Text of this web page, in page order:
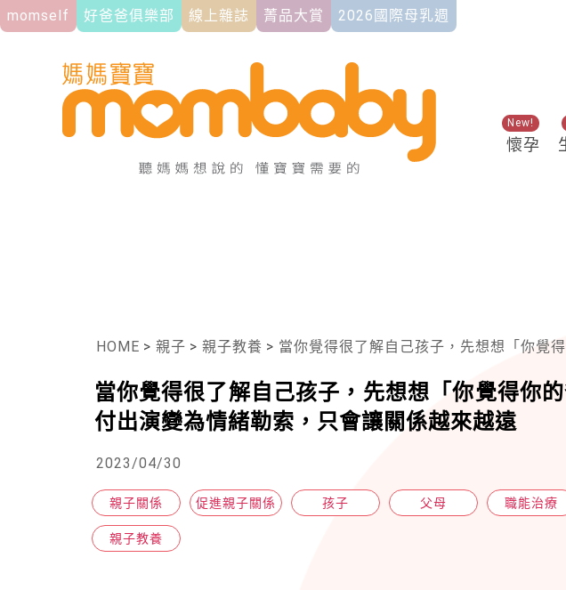
momself 好爸爸俱樂部 線上雜誌 菁品大賞 2026國際母乳週
懷孕
New!
HOME > 親子 > 親子教養 > 當你覺得很了解自己孩子，先想想「你覺得你的爸媽了解你嗎
當你覺得很了解自己孩子，先想想「你覺得你
付出演變為情緒勒索，只會讓關係越來越遠
2023/04/30
親子關係 促進親子關係 孩子 父母 職能治療
親子教養